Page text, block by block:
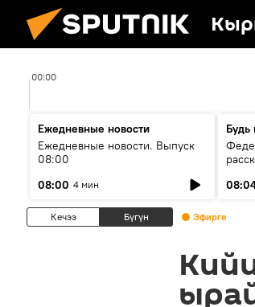
00:00
Ежедневные новости
Ежедневные новости. Выпуск
08:00
08:00 4 мин
Будь
Кечээ Бүгүн Эфирге